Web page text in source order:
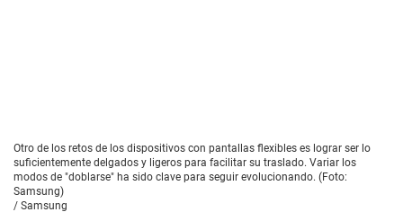
Otro de los retos de los dispositivos con pantallas flexibles es lograr ser lo
suficientemente delgados y ligeros para facilitar su traslado. Variar los
modos de "doblarse" ha sido clave para seguir evolucionando. (Foto:
Samsung)
/ Samsung